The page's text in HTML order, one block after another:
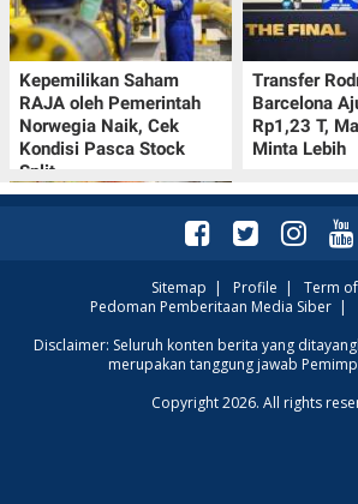
Kepemilikan Saham
RAJA oleh Pemerintah
Norwegia Naik, Cek
Kondisi Pasca Stock
Split
Transfer
Barcelona
Rp1,23 T,
Minta Lebih
Promo Superindo 10–13
Agustus 2026, Minyak
Nugget Rp25.900
Sitemap | Profile | Term
Pedoman Pemberitaan Media Siber|
Disclaimer: Seluruh konten berita yang
merupakan tanggung jawab
Copyright 2026. All rights